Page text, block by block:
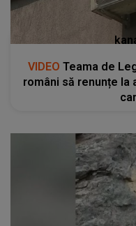
VIDEO Teama de
români să renunțe la